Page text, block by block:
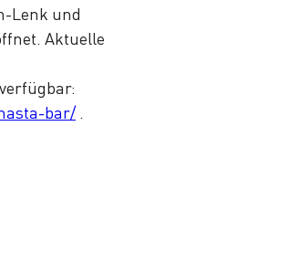
Lenk und
Aktuelle
bar/.